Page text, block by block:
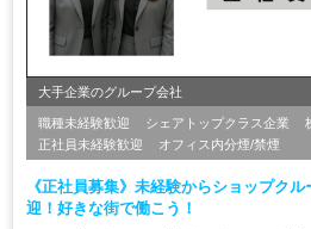
大手企業のグループ会社
職種未経験歓迎 シェアトップクラス企業
正社員未経験歓迎
オフィス内分煙/禁煙
《正社員募集》未経験からショップク
迎！好きな街で働こう！